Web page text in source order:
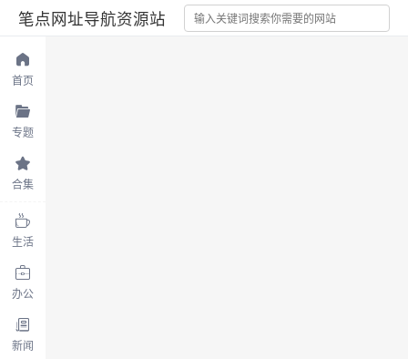
笔点网址导航资源站
首页
专题
合集
生活
办公
新闻